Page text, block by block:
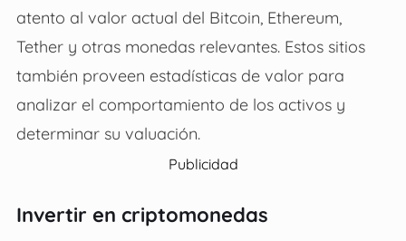
atento al valor actual del Bitcoin, Ethereum,
Tether y otras monedas relevantes. Estos sitios
también proveen estadísticas de valor para
analizar el comportamiento de los activos y
determinar su valuación.
Publicidad
Invertir en criptomonedas